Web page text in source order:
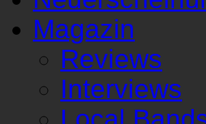
Magazin
Reviews
Interviews